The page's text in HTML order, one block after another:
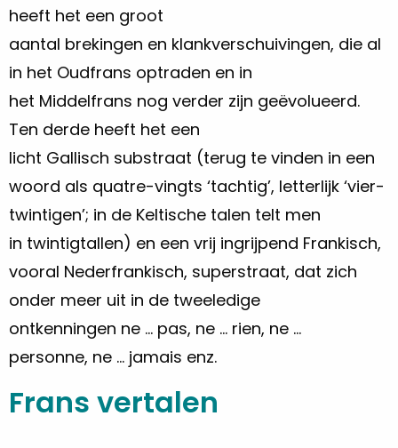
heeft het een groot
aantal brekingen en klankverschuivingen, die al
in het Oudfrans optraden en in
het Middelfrans nog verder zijn geëvolueerd.
Ten derde heeft het een
licht Gallisch substraat (terug te vinden in een
woord als quatre-vingts ‘tachtig’, letterlijk ‘vier-
twintigen’; in de Keltische talen telt men
in twintigtallen) en een vrij ingrijpend Frankisch,
vooral Nederfrankisch, superstraat, dat zich
onder meer uit in de tweeledige
ontkenningen ne … pas, ne … rien, ne …
personne, ne … jamais enz.
Frans vertalen